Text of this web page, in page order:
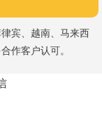
宾、越南、马来西
作客户认可。